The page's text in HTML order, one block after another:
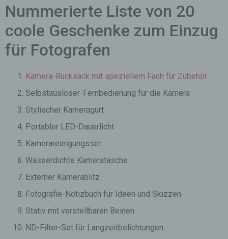
Nummerierte Liste von 20
coole Geschenke zum Einzug
für Fotografen
Kamera-Rucksack mit speziellem Fach für Zubehör
Selbstauslöser-Fernbedienung für die Kamera
Stylischer Kameragurt
Portabler LED-Dauerlicht
Kamerareinigungsset
Wasserdichte Kameratasche
Externer Kamerablitz
Fotografie-Notizbuch für Ideen und Skizzen
Stativ mit verstellbaren Beinen
ND-Filter-Set für Langzeitbelichtungen